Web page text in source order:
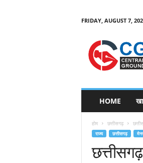
FRIDAY, AUGUST 7,
C
HOME
होम छत्तीसगढ़
राज्य छत्तीसगढ़